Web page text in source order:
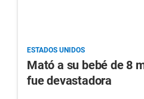
ESTADOS UNIDOS
Mató a su bebé de 8
fue devastadora